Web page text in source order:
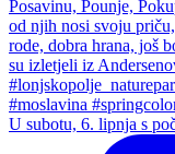
U subotu, 6. lipnja s